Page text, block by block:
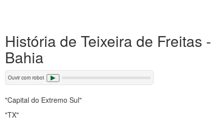
História de Teixeira de Freitas -
Bahia
Ouvir com robot
"Capital do Extremo Sul"
"TX"